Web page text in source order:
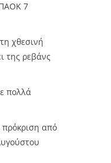
ΠΑΟΚ 7
χθεσινή
της ρεβάνς
πολλά
πρόκριση από